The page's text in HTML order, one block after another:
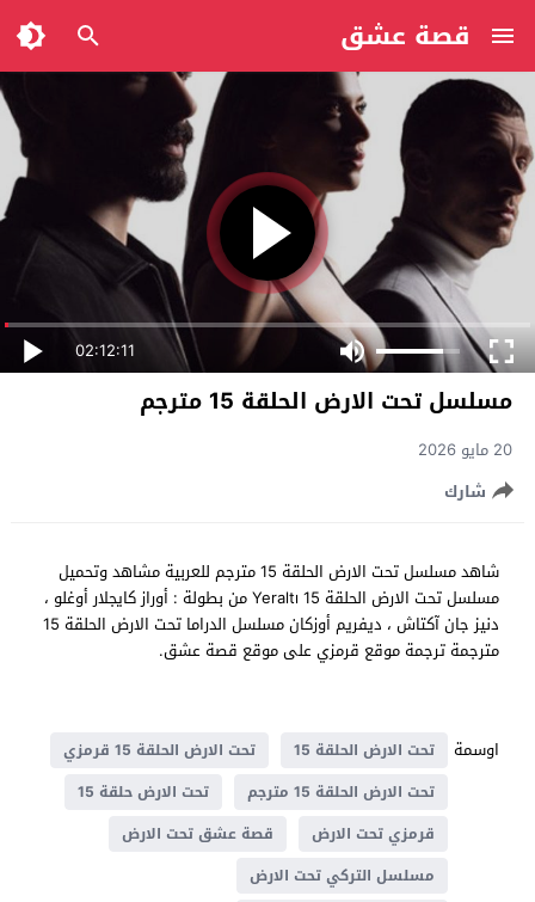
قصة عشق
02:12:11
مسلسل تحت الارض الحلقة 15 مترجم
20 مايو 2026
شارك
شاهد مسلسل تحت الارض الحلقة 15 مترجم للعربية مشاهد وتحميل
مسلسل تحت الارض الحلقة 15 Yeraltı من بطولة : أوراز كايجلار أوغلو ،
دنیز جان آکتاش ، ديفريم أوزكان مسلسل الدراما تحت الارض الحلقة 15
مترجمة ترجمة موقع قرمزي على موقع قصة عشق.
اوسمة تحت الارض الحلقة 15
تحت الارض الحلقة 15 قرمزي
تحت الارض الحلقة 15 مترجم
تحت الارض حلقة 15
قرمزي تحت الارض
قصة عشق تحت الارض
مسلسل التركي تحت الارض